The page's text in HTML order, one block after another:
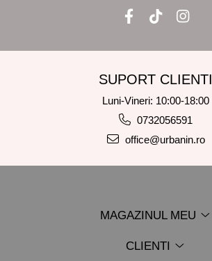
SUPORT CLIENTI
Luni-Vineri: 10:00-18:00
0732056591
office@urbanin.ro
MAGAZINUL MEU
CLIENTI